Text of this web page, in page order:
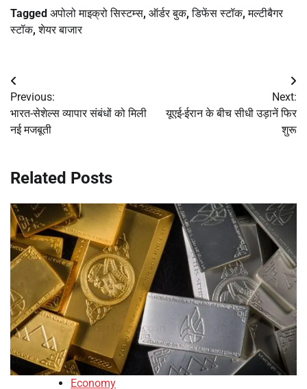
Tagged अपोलो माइक्रो सिस्टम्स, ऑर्डर बुक,डिफेंस स्टॉक,मल्टीबैगर
स्टॉक,शेयर बाजार
Post
navigation
Previous:
भारत-सेशेल्स व्यापार संबंधों को मिली
नई मजबूती
Next:
यूएई-ईरान के बीच सीधी उड़ानें फिर
शुरू
Related Posts
Economy